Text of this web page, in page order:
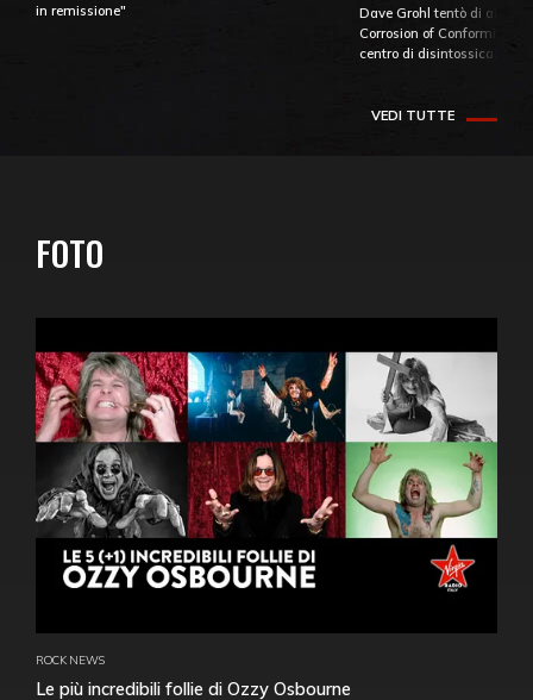
in remissione"
Dave Grohl tentò di
Corrosion of Conformity
centro di
VEDI TUTTE
FOTO
ROCK NEWS
Le più incredibili follie di Ozzy Osbourne